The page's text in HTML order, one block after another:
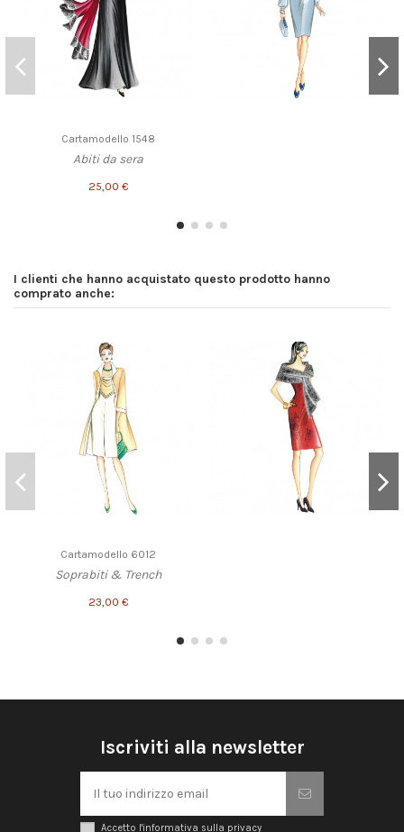
Cartamodello 1548
Abiti da sera
25,00 €
I clienti che hanno acquistato questo prodotto hanno
comprato anche:
Cartamodello 6012
Soprabiti & Trench
23,00 €
Iscriviti alla newsletter
Accetto l'informativa sulla privacy